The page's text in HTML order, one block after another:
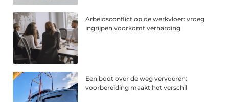
Arbeidsconflict op de werkvloer: vroeg
ingrijpen voorkomt verharding
Een boot over de weg vervoeren:
voorbereiding maakt het verschil